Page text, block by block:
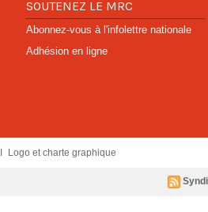
SOUTENEZ LE MRC
Abonnez-vous à l'infolettre nationale
Adhésion en ligne
Logo et charte graphique